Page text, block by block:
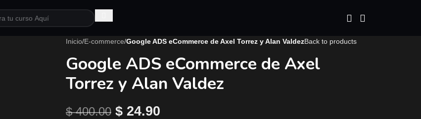
Inicio/E-commerce/Google ADS eCommerce de Axel Torrez y Alan ValdezBack to products
Google ADS eCommerce de Axel
Torrez y Alan Valdez
$400.00 $24.90